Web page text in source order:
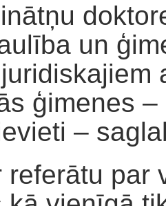
un
ģimenes
–
referātu par